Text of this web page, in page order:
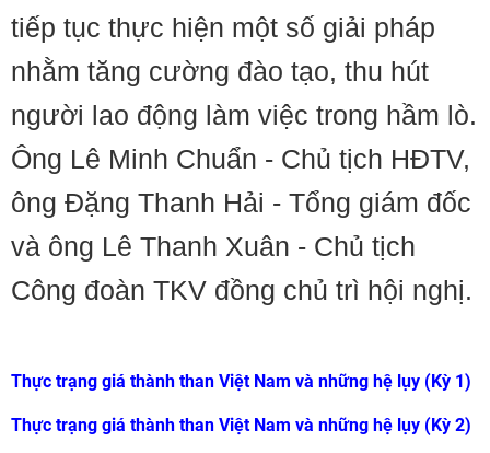
tiếp tục thực hiện một số giải pháp
nhằm tăng cường đào tạo, thu hút
người lao động làm việc trong hầm lò.
Ông Lê Minh Chuẩn - Chủ tịch HĐTV,
ông Đặng Thanh Hải - Tổng giám đốc
và ông Lê Thanh Xuân - Chủ tịch
Công đoàn TKV đồng chủ trì hội nghị.
Thực trạng giá thành than Việt Nam và những hệ lụy (Kỳ 1)
Thực trạng giá thành than Việt Nam và những hệ lụy (Kỳ 2)